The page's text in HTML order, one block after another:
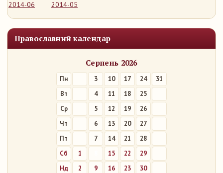
2014-06 2014-05
Православний календар
Серпень 2026
Пн 3 10 17 24
31
Вт
4 11 18
25
Ср
5 12 19
26
Чт
6 13 20
27
Пт
7 14 21
28
Сб
1 15 22
29
Нд
2 9 16 23 30